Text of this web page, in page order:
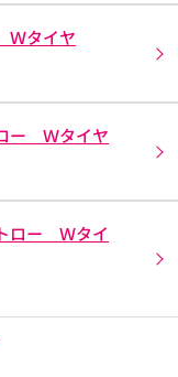
タイヤ
ー Ｗタイヤ
ロー Ｗタイ